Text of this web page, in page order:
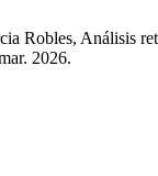
Robles, Análisis
2026.